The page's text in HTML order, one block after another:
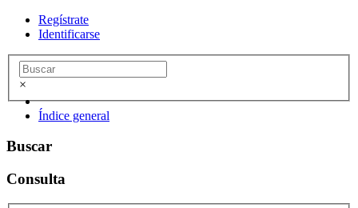
Regístrate
Identificarse
×
Índice general
Buscar
Consulta